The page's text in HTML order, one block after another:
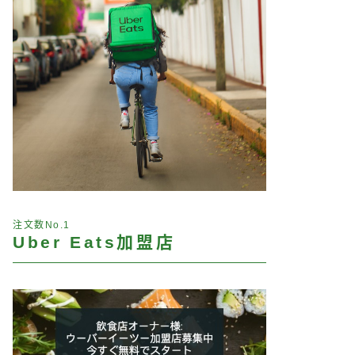
注文数No.1
Uber Eats加盟店